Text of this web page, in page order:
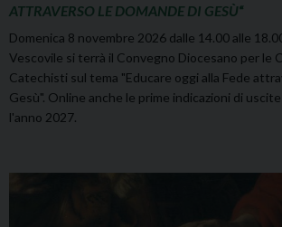
ATTRAVERSO LE DOMANDE DI GESÙ“
Domenica 8 novembre 2026 dalle 14.00 alle
Vescovile si terrà il Convegno Diocesano per le
Catechisti sul tema "Educare oggi alla Fede
Gesù". Online anche le prime indicazioni di
l'anno 2027.